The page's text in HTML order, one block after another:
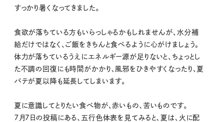
すっかり暑くなってきました。
食欲が落ちている方もいらっしゃるかもしれませんが、水分補
給だけではなく、ご飯をきちんと食べるように心がけましょう。
体力が落ちているうえにエネルギー源が足りないと、ちょっとし
た不調の回復にも時間がかかり、風邪をひきやすくなったり、夏
バテが夏以降も延長してしまいます。
夏に意識してとりたい食べ物が、赤いもの、苦いものです。
7月7日の投稿にある、五行色体表を見てみると、夏は、火に配